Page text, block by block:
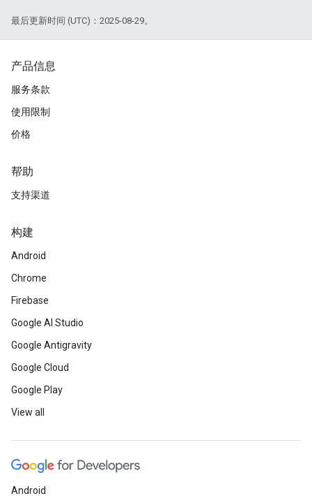
最后更新时间 (UTC)：2025-08-29。
产品信息
服务条款
使用限制
价格
帮助
支持渠道
构建
Android
Chrome
Firebase
Google AI Studio
Google Antigravity
Google Cloud
Google Play
View all
Android